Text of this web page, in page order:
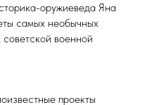
оружиеведа Яна
самых необычных
военной
проекты